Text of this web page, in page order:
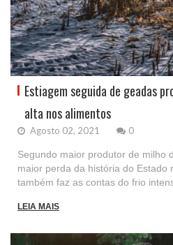
Estiagem seguida de geadas
alta nos alimentos
Agosto 02, 2021 0
Segundo maior produtor de milho
maior perda da história do Estado
também faz as contas do frio
LEIA MAIS